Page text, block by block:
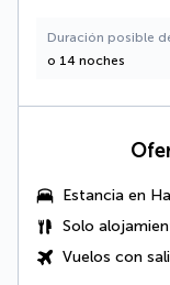
Duración posible
o 14 noches
Estancia en
Solo
Vuelos con